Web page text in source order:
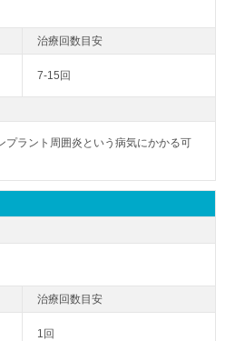
7-15回
プラント周囲炎という病気にかかる可
1回